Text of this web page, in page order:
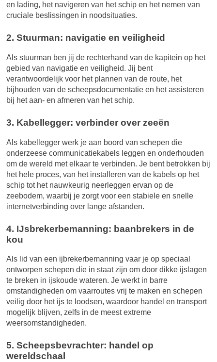
en lading, het navigeren van het schip en het nemen van
cruciale beslissingen in noodsituaties.
2. Stuurman: navigatie en veiligheid
Als stuurman ben jij de rechterhand van de kapitein op het
gebied van navigatie en veiligheid. Jij bent
verantwoordelijk voor het plannen van de route, het
bijhouden van de scheepsdocumentatie en het assisteren
bij het aan- en afmeren van het schip.
3. Kabellegger: verbinder over zeeën
Als kabellegger werk je aan boord van schepen die
onderzeese communicatiekabels leggen en onderhouden
om de wereld met elkaar te verbinden. Je bent betrokken bij
het hele proces, van het installeren van de kabels op het
schip tot het nauwkeurig neerleggen ervan op de
zeebodem, waarbij je zorgt voor een stabiele en snelle
internetverbinding over lange afstanden.
4. IJsbrekerbemanning: baanbrekers in de
kou
Als lid van een ijbrekerbemanning vaar je op speciaal
ontworpen schepen die in staat zijn om door dikke ijslagen
te breken in ijskoude wateren. Je werkt in barre
omstandigheden om vaarroutes vrij te maken en schepen
veilig door het ijs te loodsen, waardoor handel en transport
mogelijk blijven, zelfs in de meest extreme
weersomstandigheden.
5. Scheepsbevrachter: handel op
wereldschaal